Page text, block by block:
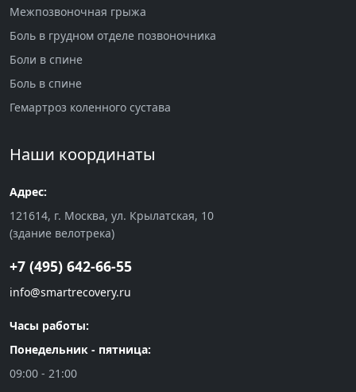
Межпозвоночная грыжа
Боль в грудном отделе позвоночника
Боли в спине
Боль в спине
Гемартроз коленного сустава
Наши координаты
Адрес:
121614, г. Москва, ул. Крылатская, 10
(здание велотрека)
+7 (495) 642-66-55
info@smartrecovery.ru
Часы работы:
Понедельник - пятница:
09:00 - 21:00